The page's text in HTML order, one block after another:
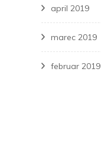
april 2019
marec 2019
februar 2019